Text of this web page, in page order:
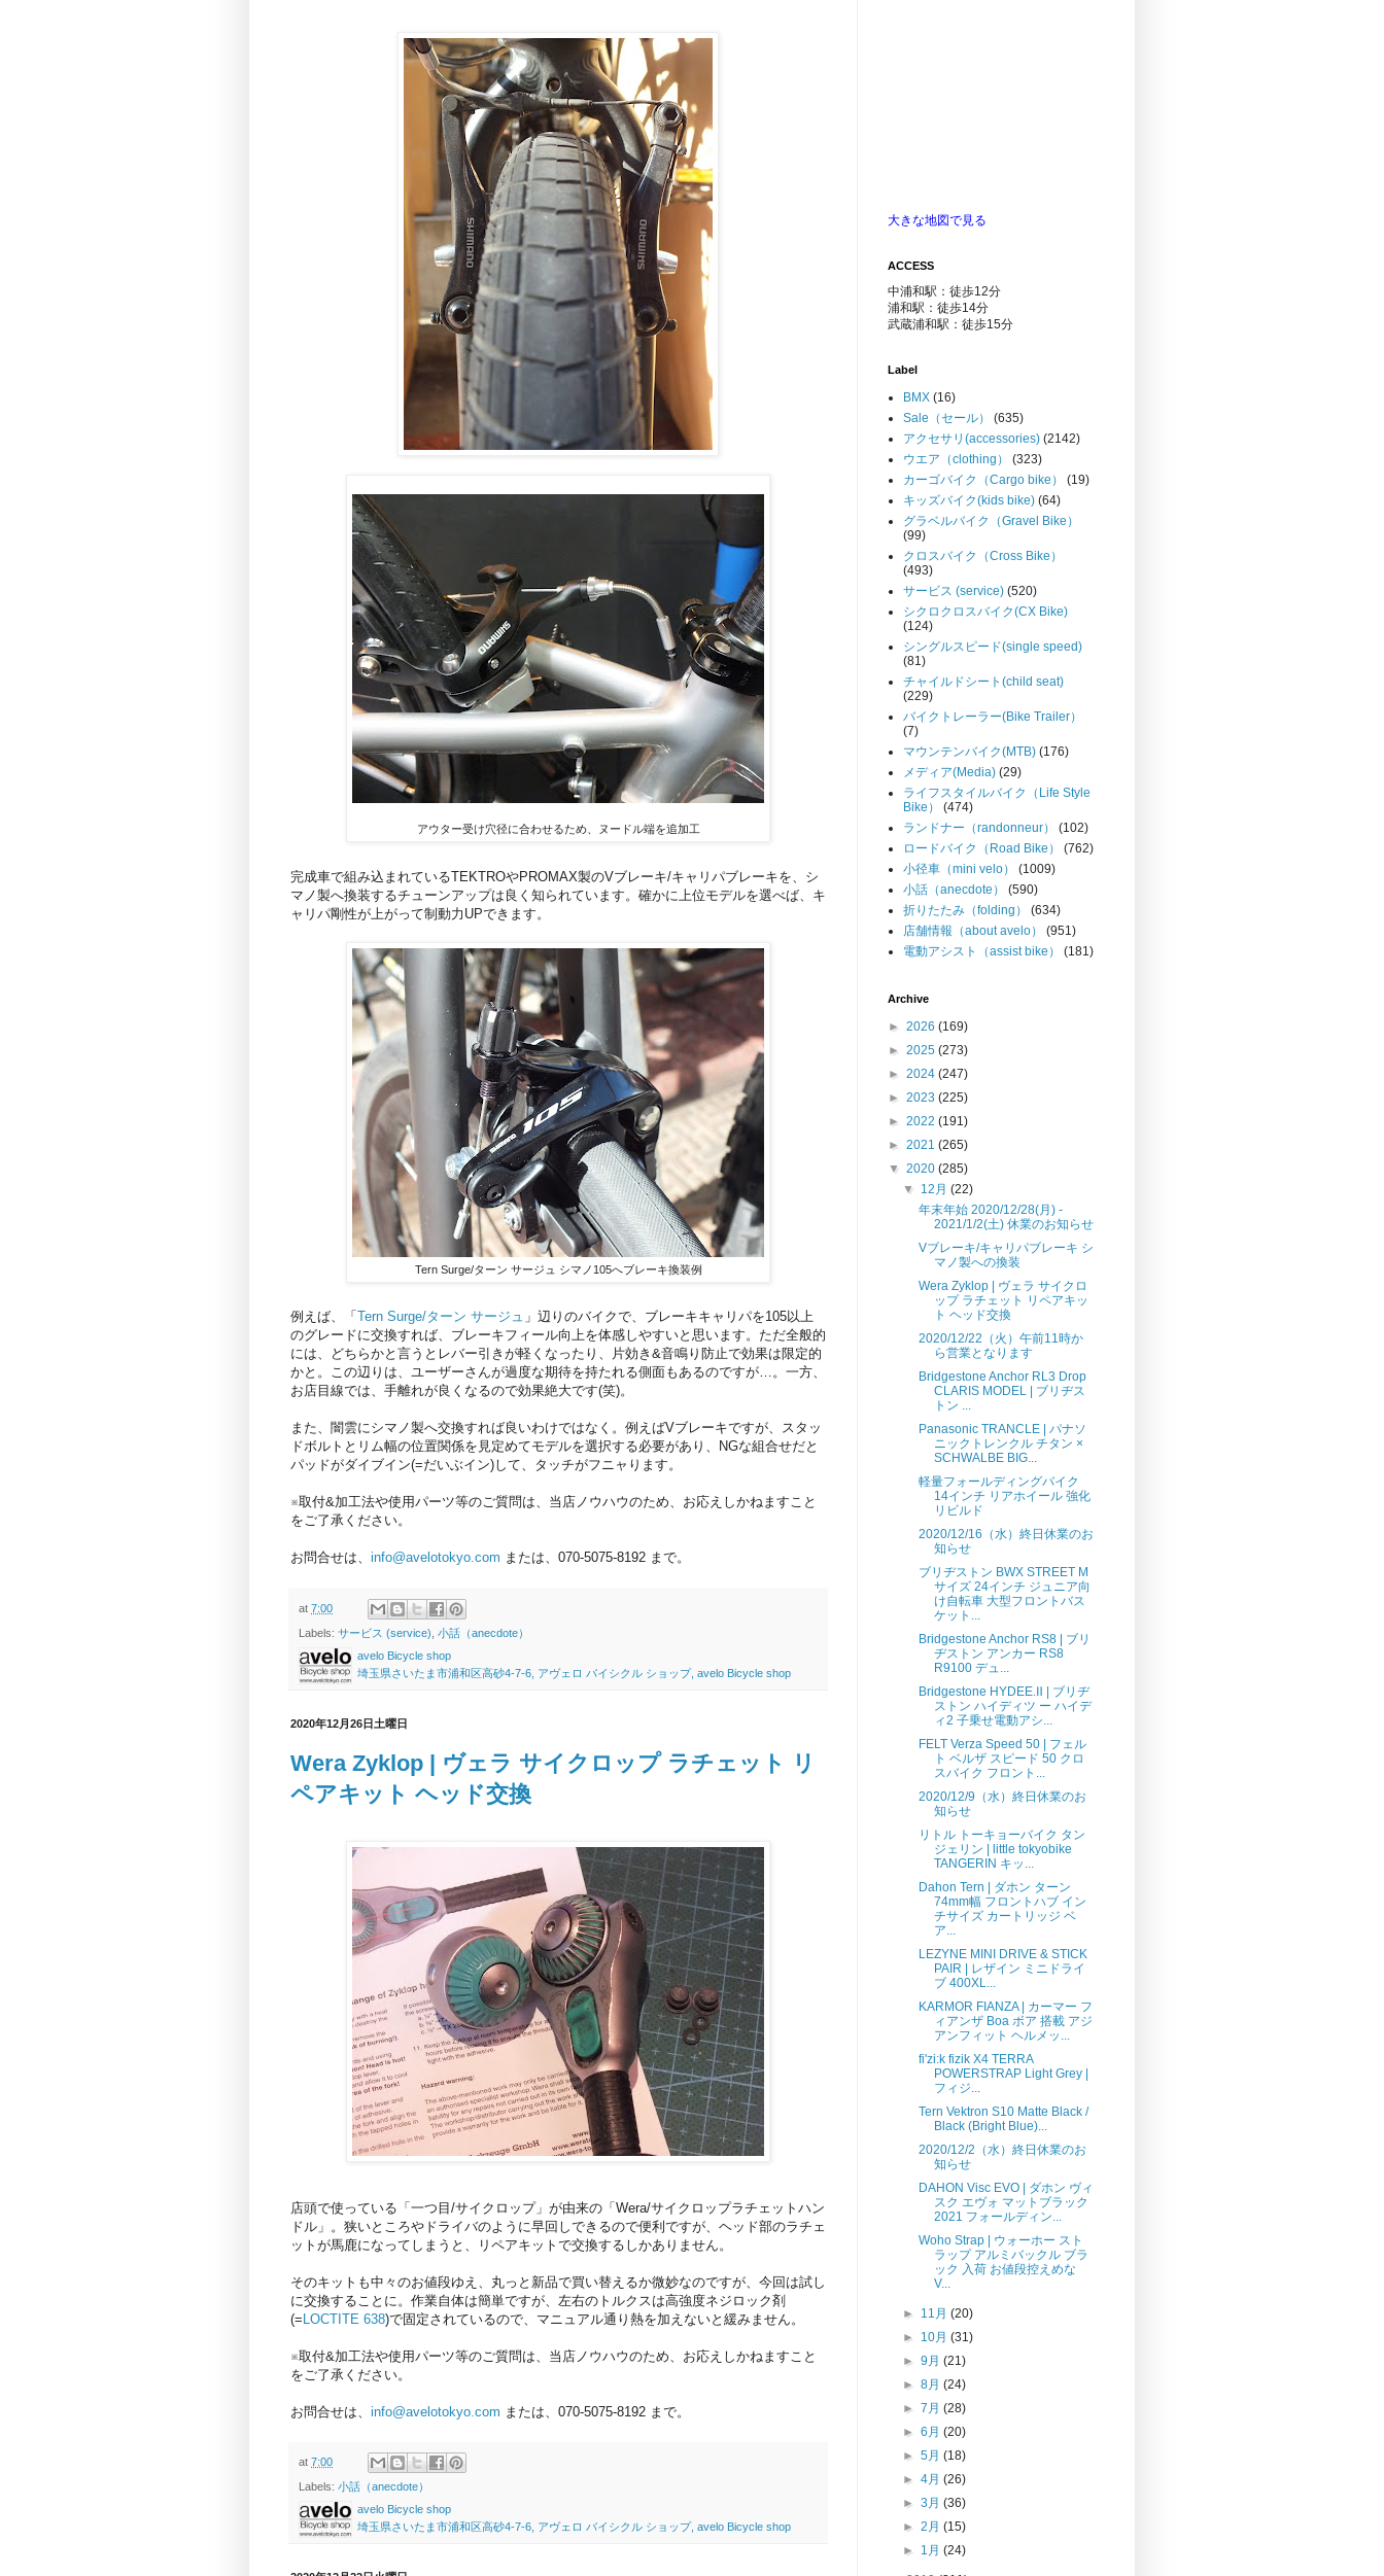
アウター受け穴径に合わせるため、ヌードル端を追加工
完成車で組み込まれているTEKTROやPROMAX製のVブレーキ/キャリパブレーキを、シ
マノ製へ換装するチューンアップは良く知られています。確かに上位モデルを選べば、キ
ャリパ剛性が上がって制動力UPできます。
Tern Surge/ターン サージュ シマノ105へブレーキ換装例
例えば、「 Tern Surge/ターン サージュ 」辺りのバイクで、ブレーキキャリパを105以上
のグレードに交換すれば、ブレーキフィール向上を体感しやすいと思います。ただ全般的
には、どちらかと言うとレバー引きが軽くなったり、片効き&音鳴り防止で効果は限定的
かと。この辺りは、ユーザーさんが過度な期待を持たれる側面もあるのですが…。一方、
お店目線では、手離れが良くなるので効果絶大です(笑)。
また、闇雲にシマノ製へ交換すれば良いわけではなく。例えばVブレーキですが、スタッ
ドボルトとリム幅の位置関係を見定めてモデルを選択する必要があり、NGな組合せだと
パッドがダイブイン(=だいぶイン)して、タッチがフニャります。
※取付&加工法や使用パーツ等のご質問は、当店ノウハウのため、お応えしかねますこと
をご了承ください。
お問合せは、 info@avelotokyo.com または、070-5075-8192 まで。
at 7:00
Labels: サービス (service) 小話（anecdote）
avelo Bicycle shop
埼玉県さいたま市浦和区高砂4-7-6, アヴェロ バイシクル ショップ, avelo Bicycle shop
2020年12月26日土曜日
Wera Zyklop | ヴェラ サイクロップ ラチェット リ
ペアキット ヘッド交換
店頭で使っている「一つ目/サイクロップ」が由来の「Wera/サイクロップラチェットハン
ドル」。狭いところやドライバのように早回しできるので便利ですが、ヘッド部のラチェ
ットが馬鹿になってしまうと、リペアキットで交換するしかありません。
そのキットも中々のお値段ゆえ、丸っと新品で買い替えるか微妙なのですが、今回は試し
に交換することに。作業自体は簡単ですが、左右のトルクスは高強度ネジロック剤
(= LOCTITE 638)で固定されているので、マニュアル通り熱を加えないと緩みません。
※取付&加工法や使用パーツ等のご質問は、当店ノウハウのため、お応えしかねますこと
をご了承ください。
お問合せは、 info@avelotokyo.com または、070-5075-8192 まで。
at 7:00
Labels: 小話（anecdote）
avelo Bicycle shop
埼玉県さいたま市浦和区高砂4-7-6, アヴェロ バイシクル ショップ, avelo Bicycle shop
大きな地図で見る
ACCESS
中浦和駅：徒歩12分
浦和駅：徒歩14分
武蔵浦和駅：徒歩15分
Label
BMX (16)
Sale（セール）
(635)
アクセサリ(accessories) (2142)
ウエア（clothing）
(323)
カーゴバイク（Cargo bike）
(19)
キッズバイク(kids bike) (64)
グラベルバイク（Gravel Bike）
(99)
クロスバイク（Cross Bike）
(493)
サービス (service) (520)
シクロクロスバイク(CX Bike)
(124)
シングルスピード(single speed)
(81)
チャイルドシート(child seat)
(229)
バイクトレーラー(Bike Trailer）
(7)
マウンテンバイク(MTB) (176)
メディア(Media) (29)
ライフスタイルバイク（Life Style
Bike）
(474)
ランドナー（randonneur）
(102)
ロードバイク（Road Bike）
(762)
小径車（mini velo）
(1009)
小話（anecdote）
(590)
折りたたみ（folding）
(634)
店舗情報（about avelo）
(951)
電動アシスト（assist bike）
(181)
Archive
► 2026 (169)
► 2025 (273)
► 2024 (247)
► 2023 (225)
► 2022 (191)
► 2021 (265)
▼ 2020 (285)
▼ 12月(22)
年末年始 2020/12/28(月) -
2021/1/2(土) 休業のお知らせ
Vブレーキ/キャリパブレーキ シ
マノ製への換装
Wera Zyklop | ヴェラ サイクロ
ップ ラチェット リペアキッ
ト ヘッド交換
2020/12/22（火）午前11時か
ら営業となります
Bridgestone Anchor RL3 Drop
CLARIS MODEL | ブリヂス
トン ...
Panasonic TRANCLE | パナソ
ニックトレンクル チタン ×
SCHWALBE BIG...
軽量フォールディングバイク
14インチ リアホイール 強化
リビルド
2020/12/16（水）終日休業のお
知らせ
ブリヂストン BWX STREET M
サイズ 24インチ ジュニア向
け自転車 大型フロントバス
ケット...
Bridgestone Anchor RS8 | ブリ
ヂストン アンカー RS8
R9100 デュ...
Bridgestone HYDEE.Ⅱ | ブリヂ
ストン ハイディツ ー ハイデ
ィ2 ⼦乗せ電動アシ...
FELT Verza Speed 50 | フェル
ト ベルザ スピード 50 クロ
スバイク フロント...
2020/12/9（水）終日休業のお
知らせ
リトル トーキョーバイク タン
ジェリン | little tokyobike
TANGERIN キッ...
Dahon Tern | ダホン ターン
74mm幅 フロントハブ イン
チサイズ カートリッジ ベ
ア...
LEZYNE MINI DRIVE & STICK
PAIR | レザイン ミニドライ
ブ 400XL...
KARMOR FIANZA | カーマー フ
ィアンザ Boa ボア 搭載 アジ
アンフィット ヘルメッ...
fi'zi:k fizik X4 TERRA
POWERSTRAP Light Grey |
フィジ...
Tern Vektron S10 Matte Black /
Black (Bright Blue)...
2020/12/2（水）終日休業のお
知らせ
DAHON Visc EVO | ダホン ヴィ
スク エヴォ マットブラック
2021 フォールディン...
Woho Strap | ウォーホー スト
ラップ アルミバックル ブラ
ック 入荷 お値段控えめな
V...
► 11月(20)
► 10月(31)
►9月(21)
►8月(24)
►7月(28)
►6月(20)
►5月(18)
►4月(26)
►3月(36)
►2月(15)
► 1月(24)